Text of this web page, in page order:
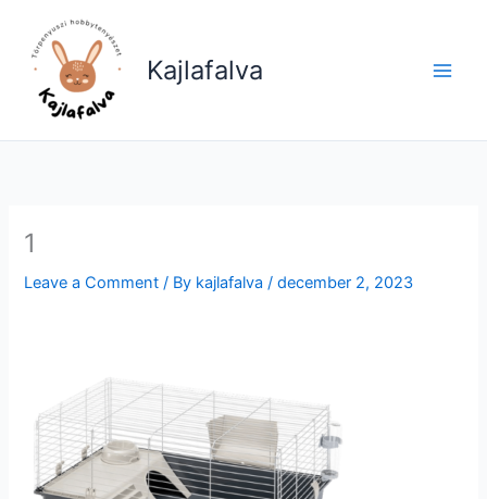
content
Kajlafalva
1
Leave a Comment / By kajlafalva/december 2, 2023